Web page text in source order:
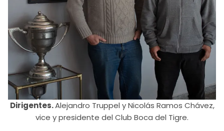
Dirigentes.Alejandro Truppel y Nicolás Ramos Chávez,
vice y presidente del Club Boca del Tigre.